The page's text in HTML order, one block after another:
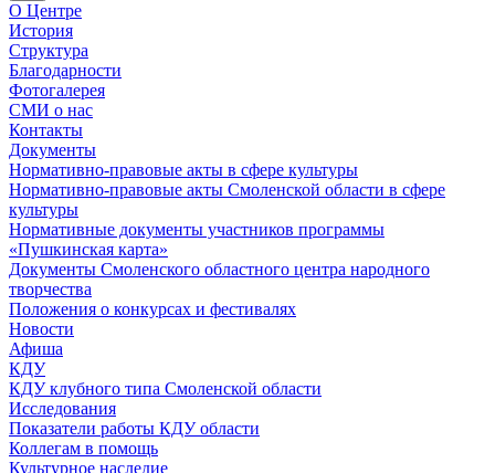
О Центре
История
Структура
Благодарности
Фотогалерея
СМИ о нас
Контакты
Документы
Нормативно-правовые акты в сфере культуры
Нормативно-правовые акты Смоленской области в сфере
культуры
Нормативные документы участников программы
«Пушкинская карта»
Документы Смоленского областного центра народного
творчества
Положения о конкурсах и фестивалях
Новости
Афиша
КДУ
КДУ клубного типа Смоленской области
Исследования
Показатели работы КДУ области
Коллегам в помощь
Культурное наследие